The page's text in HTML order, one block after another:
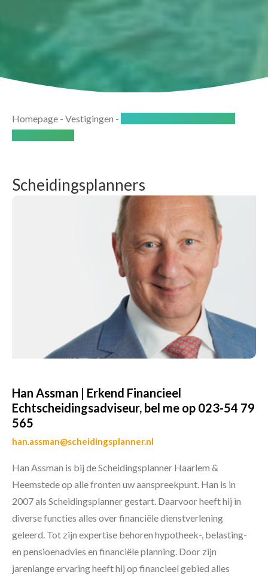
Homepage - Vestigingen -
Scheidingsplanners
Han Assman | Erkend Financieel
Echtscheidingsadviseur, bel me op 023-54 79
565
han.assman@scheidingsplanner.nl
Han Assman is bij de Scheidingsplanner Haarlem &
Heemstede op alle fronten uw aanspreekpunt. Han is in
2007 als Scheidingsplanner gestart. Daarvoor heeft hij in
diverse functies alles over financiële dienstverlening
geleerd. Tot zijn expertise behoren hypotheek-, belasting-
en pensioenadvies en financiële planning. Door zijn
jarenlange ervaring heeft hij op financieel gebied alles